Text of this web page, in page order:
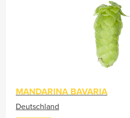
MANDARINA BAVARIA
Deutschland